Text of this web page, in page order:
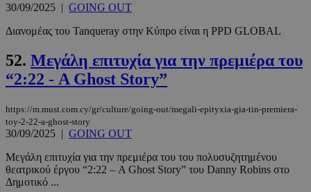
30/09/2025 | GOING OUT
Διανομέας του Tanqueray στην Κύπρο είναι η PPD GLOBAL
52. Μεγάλη επιτυχία για την πρεμιέρα του
“2:22 - A Ghost Story”
https://m.must.com.cy/gr/culture/going-out/megali-epityxia-gia-tin-premiera-
toy-2-22-a-ghost-story
30/09/2025 | GOING OUT
Μεγάλη επιτυχία για την πρεμιέρα του του πολυσυζητημένου
θεατρικού έργου “2:22 – A Ghost Story” του Danny Robins στο
Δημοτικό ...
.pexels.com
Privacy Policy